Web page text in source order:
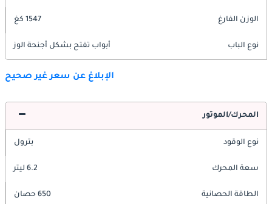
الوزن الفارغ 1547 كغ
نوع الباب أبواب تفتح بشكل أجنحة الوز
الإبلاغ عن سعر غير صحيح
المحرك/الموتور
نوع الوقود بترول
سعة المحرك 6.2 ليتر
الطاقة الحصانية 650 حصان